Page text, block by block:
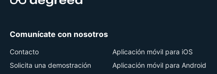
Comunícate con nosotros
Contacto
Solicita una demostración
Aplicación móvil para iOS
Aplicación móvil para Android